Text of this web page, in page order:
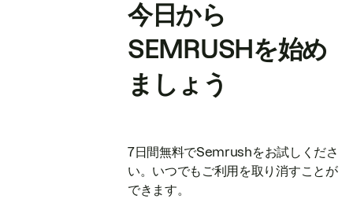
今日から
SEMRUSHを始め
ましょう
7日間無料でSemrushをお試しくださ
い。いつでもご利用を取り消すことが
できます。